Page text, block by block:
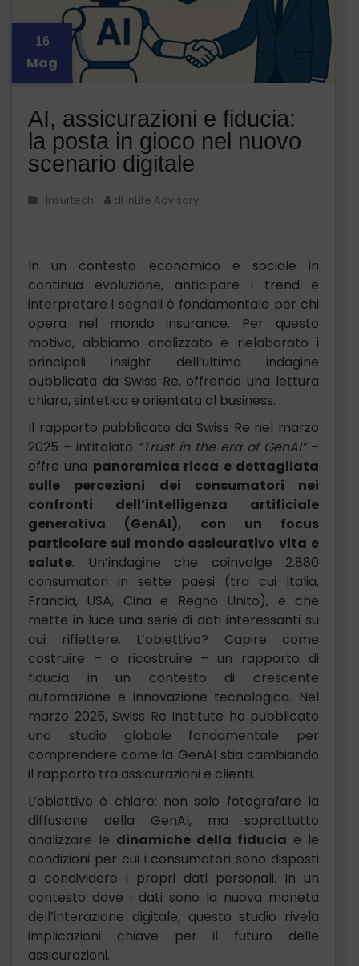
16
Mag
AI, assicurazioni e fiducia:
la posta in gioco nel nuovo
scenario digitale
Insurtech di InLife Advisory
In un contesto economico e sociale in
continua evoluzione, anticipare i trend e
interpretare i segnali è fondamentale per chi
opera nel mondo insurance. Per questo
motivo, abbiamo analizzato e rielaborato i
principali insight dell’ultima indagine
pubblicata da Swiss Re, offrendo una lettura
chiara, sintetica e orientata al business.
Il rapporto pubblicato da Swiss Re nel marzo
2025 – intitolato “Trust in the era of GenAI”–
offre una panoramica ricca e dettagliata
sulle percezioni dei consumatori nei
confronti dell’intelligenza artificiale
generativa (GenAI), con un focus
particolare sul mondo assicurativo vita e
salute. Un’indagine che coinvolge 2.880
consumatori in sette paesi (tra cui Italia,
Francia, USA, Cina e Regno Unito), e che
mette in luce una serie di dati interessanti su
cui riflettere. L’obiettivo? Capire come
costruire – o ricostruire – un rapporto di
fiducia in un contesto di crescente
automazione e innovazione tecnologica. Nel
marzo 2025, Swiss Re Institute ha pubblicato
uno studio globale fondamentale per
comprendere come la GenAI stia cambiando
il rapporto tra assicurazioni e clienti.
L’obiettivo è chiaro: non solo fotografare la
diffusione della GenAI, ma soprattutto
analizzare le dinamiche della fiducia e le
condizioni per cui i consumatori sono disposti
a condividere i propri dati personali. In un
contesto dove i dati sono la nuova moneta
dell’interazione digitale, questo studio rivela
implicazioni chiave per il futuro delle
assicurazioni.